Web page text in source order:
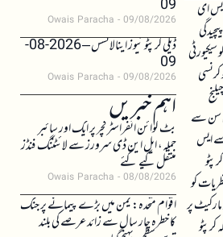
ای
سن سے
ایس
کو
پر
کرپٹو
09
Owais Paracha 09/08/2026
ڈیلی کرپٹو نیوز اینالائسس – 2026-08-
09
Owais Paracha 09/08/2026
اہم خبریں
بٹ کوائن انفراسٹرکچر پر ایک اور سائبر
حملہ، ایل این ڈی سرورز سے لائٹننگ فنڈز
منتقل کیے گئے
Owais Paracha 08/08/2026
اقوام متحدہ: یمن میں بڑے پیمانے پر جنگ
کا خطرہ چار سال سے زائد عرصے کی بلند